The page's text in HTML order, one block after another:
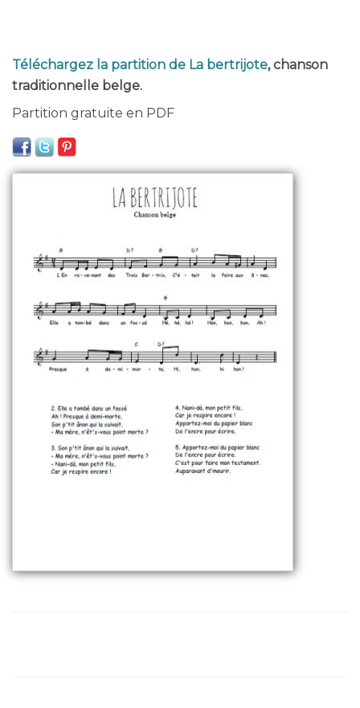
Téléchargez la partition de La bertrijote, chanson
traditionnelle belge.
Partition gratuite en PDF